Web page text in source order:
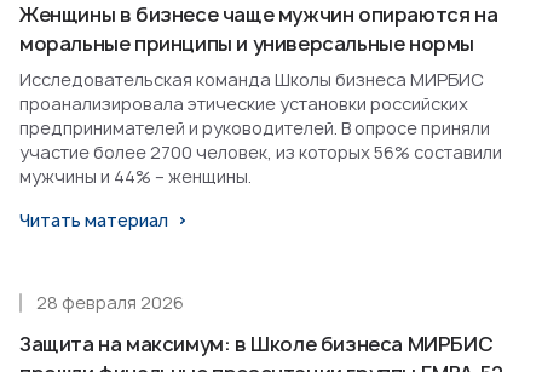
Женщины в бизнесе чаще мужчин опираются на
моральные принципы и универсальные нормы
Исследовательская команда Школы бизнеса МИРБИС
проанализировала этические установки российских
предпринимателей и руководителей. В опросе приняли
участие более 2700 человек, из которых 56% составили
мужчины и 44% – женщины.
Читать материал
Защита на максимум: в Школе бизнеса МИРБИС
28 февраля 2026